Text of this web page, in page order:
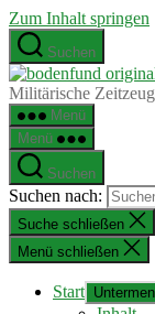
Zum Inhalt springen
Suchen
Militärische
Menü
Menü
Suchen
Suchen nach:
Suche schließen
Menü schließen
Start